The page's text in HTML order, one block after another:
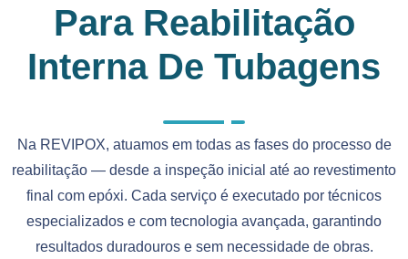
Para Reabilitação
Interna De Tubagens
Na REVIPOX, atuamos em todas as fases do processo de
reabilitação — desde a inspeção inicial até ao revestimento
final com epóxi. Cada serviço é executado por técnicos
especializados e com tecnologia avançada, garantindo
resultados duradouros e sem necessidade de obras.